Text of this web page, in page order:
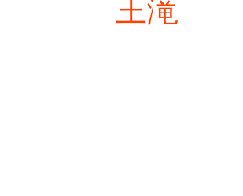
王滝